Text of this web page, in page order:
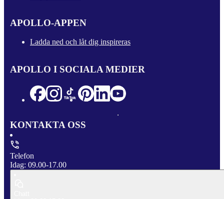
APOLLO-APPEN
Ladda ned och låt dig inspireras
APOLLO I SOCIALA MEDIER
KONTAKTA OSS
Telefon
Idag: 09.00-17.00